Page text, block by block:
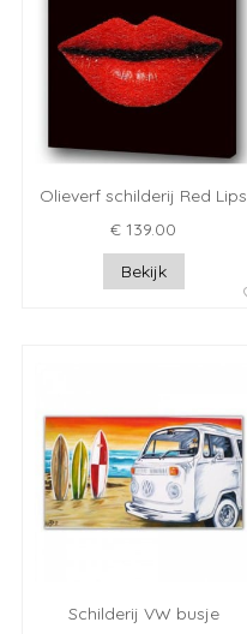
Olieverf schilderij Red Lips
€ 139.00
Bekijk
Schilderij VW busje